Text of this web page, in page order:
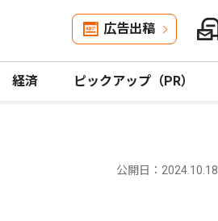
広告出稿
経済 ピックアップ（PR）
公開日：2024.10.18